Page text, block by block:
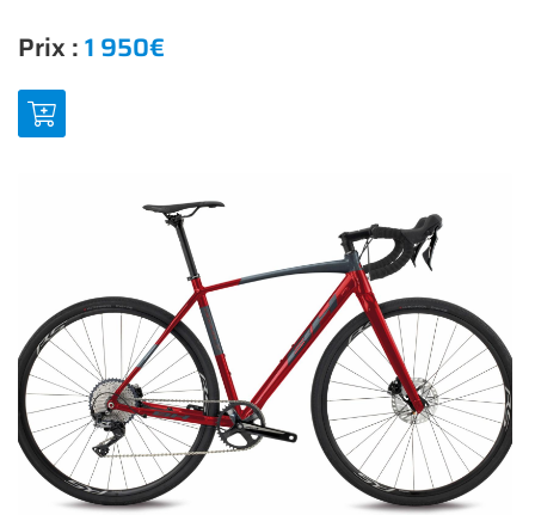
ACCUEIL
SERVICES
AVIS
ACTUALITÉS
CONTACT
Rejoignez-
Restez
INSCRIPTION
Prix :1 950€